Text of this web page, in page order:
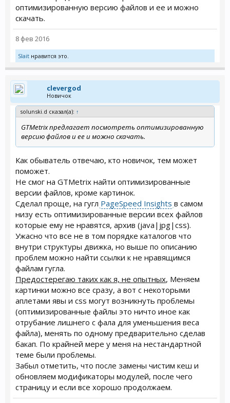
оптимизированную версию файлов и ее и можно
скачать.
8 фев 2016
Slait нравится это.
clevergod
Новичок
solunski.d сказал(а): ↑
GTMetrix предлагает посмотреть оптимизированную
версию файлов и ее и можно скачать.
Как обыватель отвечаю, кто новичок, тем может
поможет.
Не смог на GTMetrix найти оптимизированные
версии файлов, кроме картинок.
Сделал проще, на гугл PageSpeed Insights в самом
низу есть оптимизированные версии всех файлов
которые ему не нравятся, архив (java|jpg|css).
Ужасно что все не в том порядке каталогов что
внутри структуры движка, но выше по описанию
проблем можно найти ссылки к не нравящимся
файлам гугла.
Предостерегаю таких как я, не опытных, Меняем
картинки можно все сразу, а вот с некоторыми
аплетами явы и css могут возникнуть проблемы
(оптимизированные файлы это ничто иное как
отрубание лишнего с фала для уменьшения веса
файла), менять по одному предварительно сделав
бакап. По крайней мере у меня на нестандартной
теме были проблемы.
Забыл отметить, что после замены чистим кеш и
обновляем модификаторы модулей, после чего
страницу и если все хорошо продолжаем.